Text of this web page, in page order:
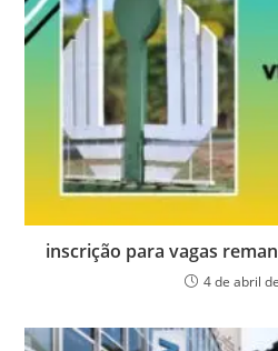
inscrição para vagas
4 de abril